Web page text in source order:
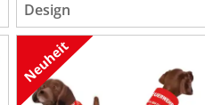
Design